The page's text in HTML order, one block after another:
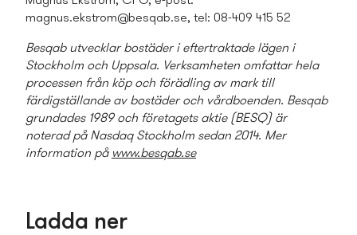
magnus.ekstrom@besqab.se, tel: 08-409 415 52
Besqab utvecklar bostäder i eftertraktade lägen i
Stockholm och Uppsala. Verksamheten omfattar hela
processen från köp och förädling av mark till
färdigställande av bostäder och vårdboenden. Besqab
grundades 1989 och företagets aktie (BESQ) är
noterad på Nasdaq Stockholm sedan 2014. Mer
information på www.besqab.se
Ladda ner